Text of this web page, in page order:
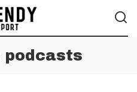
podcasts